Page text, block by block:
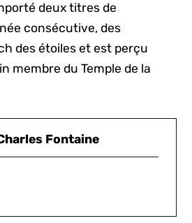
deux titres de
consécutive, des
des étoiles et est perçu
membre du Temple de la
Fontaine